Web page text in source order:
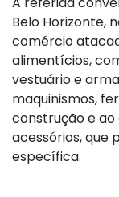
Belo Horizonte,
comércio
alimentícios,
vestuário e
maquinismos,
construção e
acessórios, que
específica.